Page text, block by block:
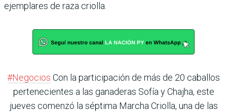
ejemplares de raza criolla.
#Negocios Con la participación de más de 20 caballos
pertenecientes a las ganaderas Sofía y Chajha, este
jueves comenzó la séptima Marcha Criolla, una de las